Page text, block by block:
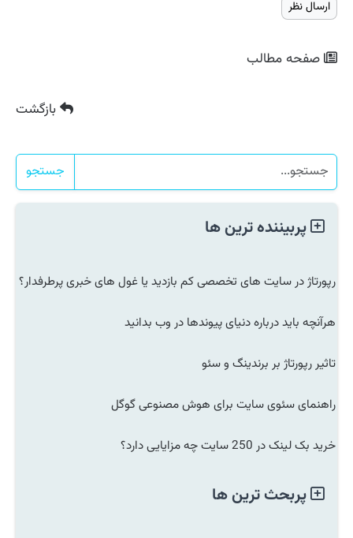
صفحه مطالب
بازگشت
جستجو
پربیننده ترین ها
رپورتاژ در سایت های تخصصی کم بازدید یا غول های خبری پرطرفدار؟
هرآنچه باید درباره دنیای پیوندها در وب بدانید
تاثیر رپورتاژ بر برندینگ و سئو
راهنمای سئوی سایت برای هوش مصنوعی گوگل
خرید بک لینک در 250 سایت چه مزایایی دارد؟
پربحث ترین ها